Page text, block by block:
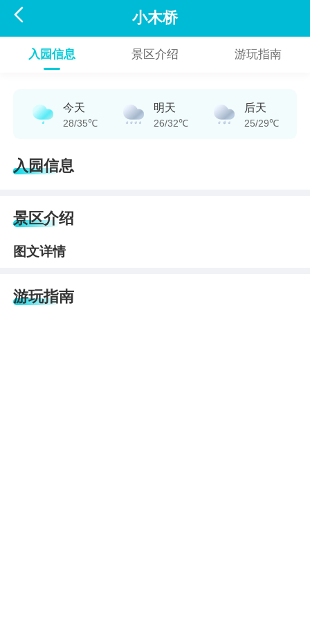
 小木桥
入园信息 景区介绍 游玩指南
今天
28/35℃
明天
26/32℃
后天
25/29℃
入园信息
景区介绍
图文详情
游玩指南